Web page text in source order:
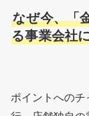
なぜ今、「
る事業会社
ポイントへの